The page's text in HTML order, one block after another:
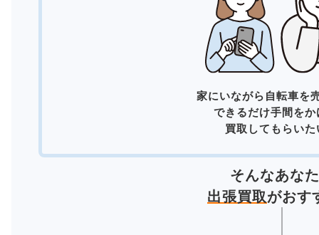
家にいながら自転車を
できるだけ手間をか
買取してもらいた
そんなあな
出張買取がおす